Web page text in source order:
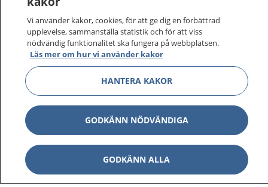
Vi använder kakor, cookies, för att ge dig en förbättrad
upplevelse, sammanställa statistik och för att viss
nödvändig funktionalitet ska fungera på webbplatsen.
Läs mer om hur vi använder kakor
HANTERA KAKOR
GODKÄNN NÖDVÄNDIGA
GODKÄNN ALLA